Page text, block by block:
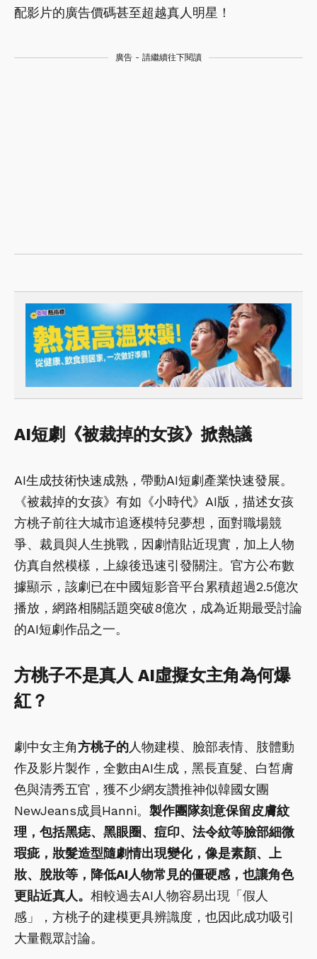
配影片的廣告價碼甚至超越真人明星！
廣告 - 請繼續往下閱讀
AI短劇《被裁掉的女孩》掀熱議
AI生成技術快速成熟，帶動AI短劇產業快速發展。
《被裁掉的女孩》有如《小時代》AI版，描述女孩
方桃子前往大城市追逐模特兒夢想，面對職場競
爭、裁員與人生挑戰，因劇情貼近現實，加上人物
仿真自然模樣，上線後迅速引發關注。官方公布數
據顯示，該劇已在中國短影音平台累積超過2.5億次
播放，網路相關話題突破8億次，成為近期最受討論
的AI短劇作品之一。
方桃子不是真人 AI虛擬女主角為何爆
紅？
劇中女主角方桃子的人物建模、臉部表情、肢體動
作及影片製作，全數由AI生成，黑長直髮、白皙膚
色與清秀五官，獲不少網友讚推神似韓國女團
NewJeans成員Hanni。 製作團隊刻意保留皮膚紋
理，包括黑痣、黑眼圈、痘印、法令紋等臉部細微
瑕疵，妝髮造型隨劇情出現變化，像是素顏、上
妝、脫妝等，降低AI人物常見的僵硬感，也讓角色
更貼近真人。 相較過去AI人物容易出現「假人
感」，方桃子的建模更具辨識度，也因此成功吸引
大量觀眾討論。